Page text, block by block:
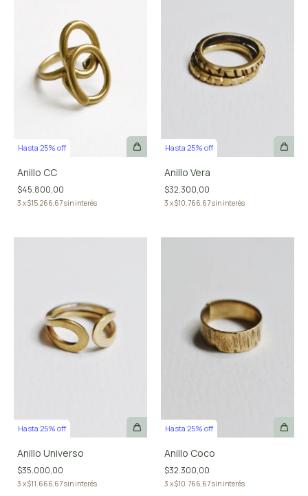
Hasta 25% off
Anillo CC
$45.800,00
3 x$15.266,67sin interés
Hasta 25% off
Anillo Vera
$32.300,00
3 x$10.766,67sin interés
Hasta 25% off
Anillo Universo
$35.000,00
3 x$11.666,67sin interés
Hasta 25% off
Anillo Coco
$32.300,00
3 x$10.766,67sin interés